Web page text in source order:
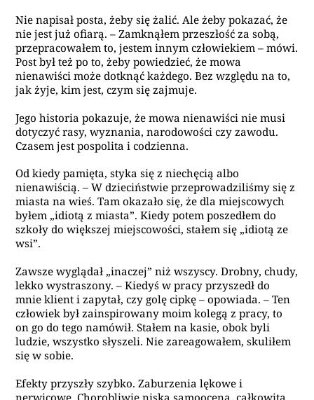
Nie napisał posta, żeby się żalić. Ale żeby pokazać, że
nie jest już ofiarą. – Zamknąłem przeszłość za sobą,
przepracowałem to, jestem innym człowiekiem – mówi.
Post był też po to, żeby powiedzieć, że mowa
nienawiści może dotknąć każdego. Bez względu na to,
jak żyje, kim jest, czym się zajmuje.
Jego historia pokazuje, że mowa nienawiści nie musi
dotyczyć rasy, wyznania, narodowości czy zawodu.
Czasem jest pospolita i codzienna.
Od kiedy pamięta, styka się z niechęcią albo
nienawiścią. – W dzieciństwie przeprowadziliśmy się z
miasta na wieś. Tam okazało się, że dla miejscowych
byłem „idiotą z miasta”. Kiedy potem poszedłem do
szkoły do większej miejscowości, stałem się „idiotą ze
wsi”.
Zawsze wyglądał „inaczej” niż wszyscy. Drobny, chudy,
lekko wystraszony. – Kiedyś w pracy przyszedł do
mnie klient i zapytał, czy golę cipkę – opowiada. – Ten
człowiek był zainspirowany moim kolegą z pracy, to
on go do tego namówił. Stałem na kasie, obok byli
ludzie, wszystko słyszeli. Nie zareagowałem, skuliłem
się w sobie.
Efekty przyszły szybko. Zaburzenia lękowe i
nerwicowe. Chorobliwie niska samoocena, całkowita